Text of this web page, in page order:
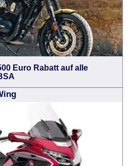
Euro Rabatt auf alle